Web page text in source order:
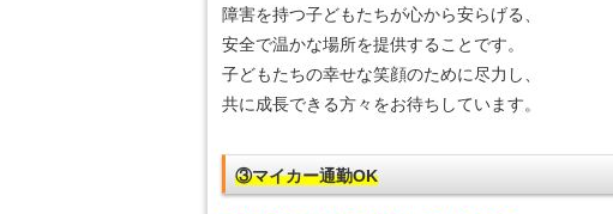
障害を持つ子どもたちが心から安らげる、
安全で温かな場所を提供することです。
子どもたちの幸せな笑顔のために尽力し、
共に成長できる方々をお待ちしています。
③マイカー通勤OK